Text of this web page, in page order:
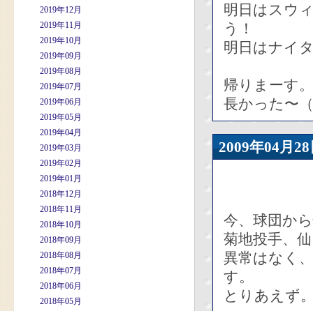
2019年12月
2019年11月
2019年10月
2019年09月
2019年08月
2019年07月
2019年06月
2019年05月
2019年04月
2019年03月
2019年02月
2019年01月
2018年12月
2018年11月
2018年10月
2018年09月
2018年08月
2018年07月
2018年06月
2018年05月
明日はスウ
う！
明日はナイ
帰りまーす。
長かった〜
2009年04
今、球団か
菊地投手、
異常はなく
す。
とりあえず